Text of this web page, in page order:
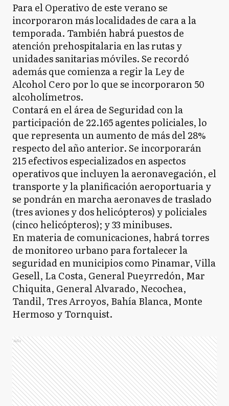
Para el Operativo de este verano se
incorporaron más localidades de cara a la
temporada. También habrá puestos de
atención prehospitalaria en las rutas y
unidades sanitarias móviles. Se recordó
además que comienza a regir la Ley de
Alcohol Cero por lo que se incorporaron 50
alcoholímetros.
Contará en el área de Seguridad con la
participación de 22.165 agentes policiales, lo
que representa un aumento de más del 28%
respecto del año anterior. Se incorporarán
215 efectivos especializados en aspectos
operativos que incluyen la aeronavegación, el
transporte y la planificación aeroportuaria y
se pondrán en marcha aeronaves de traslado
(tres aviones y dos helicópteros) y policiales
(cinco helicópteros); y 33 minibuses.
En materia de comunicaciones, habrá torres
de monitoreo urbano para fortalecer la
seguridad en municipios como Pinamar, Villa
Gesell, La Costa, General Pueyrredón, Mar
Chiquita, General Alvarado, Necochea,
Tandil, Tres Arroyos, Bahía Blanca, Monte
Hermoso y Tornquist.
Ads